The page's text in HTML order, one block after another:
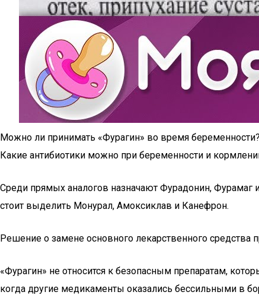
Можно ли принимать «Фурагин» во время беременности?
Какие антибиотики можно при беременности и
Среди прямых аналогов назначают Фурадонин,
стоит выделить Монурал, Амоксиклав и Канефрон.
Решение о замене основного лекарственного
«Фурагин» не относится к безопасным препаратам,
когда другие медикаменты оказались бессильными в